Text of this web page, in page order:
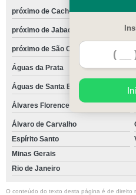
próximo de Cachoeirinha
próximo de Jabaquara
próximo de São Caetano do Sul
Águas da Prata
Águas de Santa Bárbara
Álvares Florence
Álvaro de Carvalho
Espírito Santo
Minas Gerais
Rio de Janeiro
O conteúdo do texto desta página é de direito